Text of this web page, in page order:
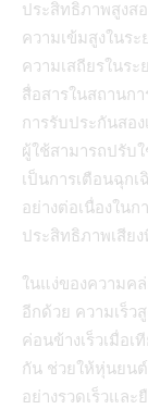
ประสิทธิภาพสูงส
ความเข้มสูงในร
ความเสถียรในร
สื่อสารในสถานก
การรับประกันสอ
ผู้ใช้สามารถปรับ
เป็นการเตือนฉุก
อย่างต่อเนื่องใน
ประสิทธิภาพเสีย
ในแง่ของความค
อีกด้วย ความเร็ว
ค่อนข้างเร็วเมื่อ
กัน ช่วยให้หุ่นยน
อย่างรวดเร็วแล